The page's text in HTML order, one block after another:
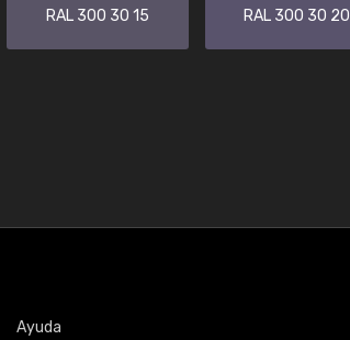
RAL 300 30 15 RAL 300 30 20
Ayuda